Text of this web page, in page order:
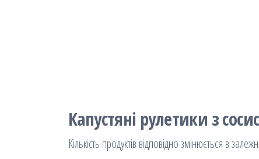
Капустяні рулетики з
Кількість продуктів відповідно змінюється в